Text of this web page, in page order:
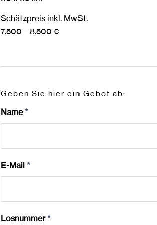
Schätzpreis inkl. MwSt.
7.500 – 8.500 €
Geben Sie hier ein Gebot ab:
Name*
E-Mail *
Losnummer*